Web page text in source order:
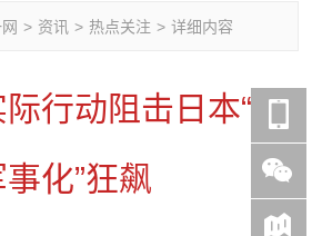
时政要闻
干部任免
七一视角
党建动态
人才工作
作风建设
热点关注
党刊好文
党史参阅
红岩评论
七一文学
七一号
> 资讯 > 热点关注 > 详细内容
行动阻击日本“再
事化”狂飙